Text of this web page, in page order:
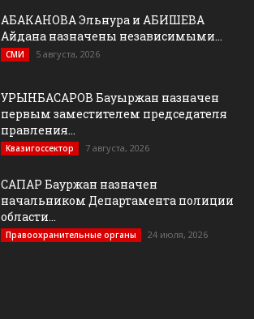
АБАКАНОВА Эльнура и АБИШЕВА
Айдана назначены независимыми...
СМИ 5 августа, 2026
УРЫНБАСАРОВ Бауыржан назначен
первым заместителем председателя
правления...
Квазигоссектор 7 августа, 2026
САПАР Бауржан назначен
начальником Департамента полиции
области...
Правоохранительные органы 24 июля, 2026